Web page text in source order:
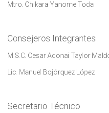
Mtro. Chikara Yanome Toda
Consejeros Integrantes
M.S.C. Cesar Adonai Taylor
Lic. Manuel Bojórquez López
Secretario Técnico